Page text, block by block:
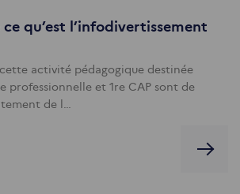
qu’est l’infodivertissement
activité pédagogique destinée
professionnelle et 1re CAP sont de
de l…